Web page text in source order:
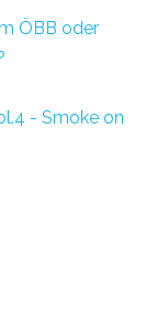
ÖBB oder
- Smoke on